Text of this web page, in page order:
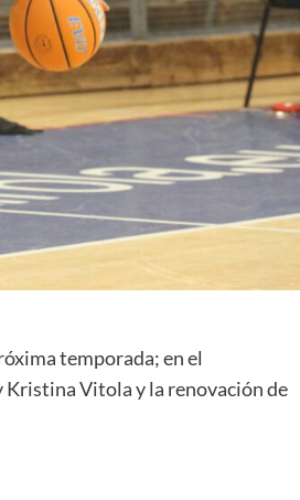
temporada; en el
Kristina Vitola y la renovación de
bTactic
7, 2026
0
mayores. Vamos creciendo. Tanto así
20 de mayo celebramos nuestro
Y todo crecimiento conlleva